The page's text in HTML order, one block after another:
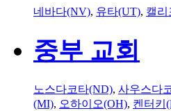
네바다(NV), 유타(UT), 캘리
중부 교회
노스다코타(ND), 사우스다
(MI), 오하이오(OH), 켄터키